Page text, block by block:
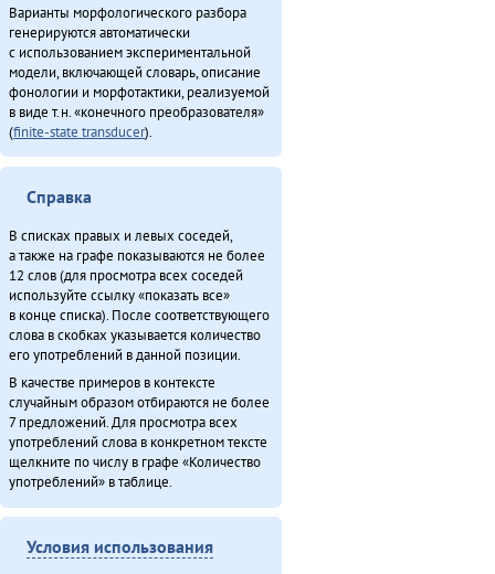
Варианты морфологического разбора
генерируются автоматически
с использованием экспериментальной
модели, включающей словарь, описание
фонологии и морфотактики, реализуемой
в виде т.н. «конечного преобразователя»
(finite-state transducer).
Справка
В списках правых и левых соседей,
а также на графе показываются не более
12 слов (для просмотра всех соседей
используйте ссылку «показать все»
в конце списка). После соответствующего
слова в скобках указывается количество
его употреблений в данной позиции.
В качестве примеров в контексте
случайным образом отбираются не более
7 предложений. Для просмотра всех
употреблений слова в конкретном тексте
щелкните по числу в графе «Количество
употреблений» в таблице.
Условия использования